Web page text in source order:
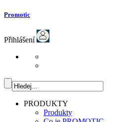
Promotic
Přihlášení
PRODUKTY
Produkty